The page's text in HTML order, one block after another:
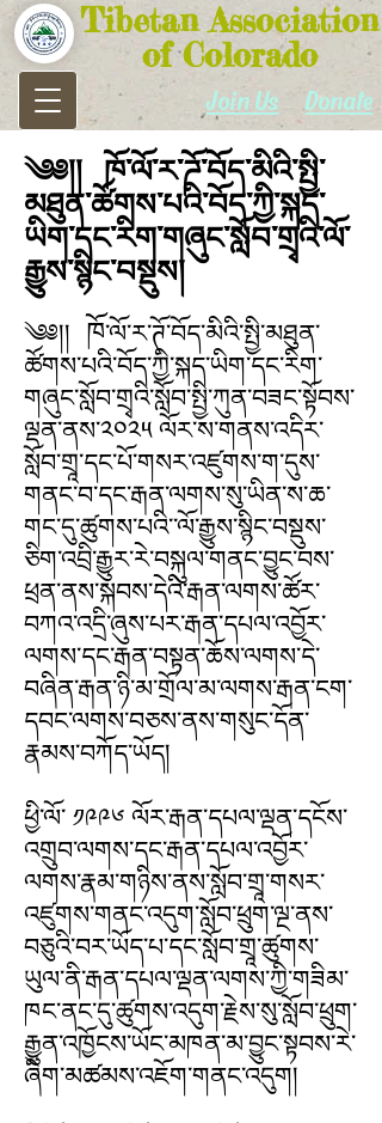
Tibetan Association
of Colorado
Join Us Donate
༄༅།། ཁོ་ལོ་ར་ཌོ་བོད་མིའི་སྤྱི་
མཐུན་ཚོགས་པའི་བོད་ཀྱི་སྐད་
ཡིག་དང་རིག་གཞུང་སློབ་གྲྭའི་ལོ་
རྒྱུས་སྙིང་བསྡུས།
༄༅།། ཁོ་ལོ་ར་ཊོ་བོད་མིའི་སྤྱི་མཐུན་
ཚོགས་པའི་བོད་ཀྱི་སྐད་ཡིག་དང་རིག་
གཞུང་སློབ་གྲྭའི་སློབ་སྤྱི་ཀུན་བཟང་སྟོབས་
ལྡན་ནས་༢༠༢༥ ལོར་ས་གནས་འདིར་
སློབ་གྲཱ་དང་པོ་གསར་འཛུགས་ག་དུས་
གནང་བ་དང་རྒན་ལགས་སུ་ཡིན་ས་ཆ་
གང་དུ་ཚུགས་པའི་་ལོ་རྒྱུས་སྙིང་བསྡུས་
ཅིག་འབྲི་རྒྱུར་རེ་བསྐུལ་གནང་བྱུང་བས་
ཕྲན་ནས་སྐབས་དེའི་རྒན་ལགས་ཚོར་
བཀའ་འདྲི་ཞུས་པར་རྒན་དཔལ་འབྱོར་
ལགས་དང་རྒན་བསྟན་ཆོས་ལགས་དེ་
བཞིན་རྒན་ཉི་མ་གྲོལ་མ་ལགས་རྒན་ངག་
དབང་ལགས་བཅས་ནས་གསུང་དོན་
རྣམས་བཀོད་ཡོད།
ཕྱི་ལོ་ ༡༩༩༦ ལོར་རྒན་དཔལ་ལྡན་དངོས་
འགྲུབ་ལགས་དང་རྒན་དཔལ་འབྱོར་
ལགས་རྣམ་གཉིས་ནས་སློབ་གྲཱ་གསར་
འཛུགས་གནང་འདུག་སློབ་ཕྲུག་ལྔ་ནས་
བཅུའི་བར་ཡོད་པ་དང་སློབ་གྲཱ་ཚུགས་
ཡུལ་ནི་རྒན་དཔལ་ལྡན་ལགས་ཀྱི་གཟིམ་
ཁང་ནང་དུ་ཚུགས་འདུག་རྗེས་སུ་སློབ་ཕྲུག་
རྒྱུན་འཁྱོངས་ཡོང་མཁན་མ་བྱུང་སྟབས་རེ་
ཞིག་མཚམས་འཇོག་གནང་འདུག།